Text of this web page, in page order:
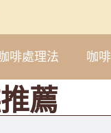
啡處理法 咖
薦